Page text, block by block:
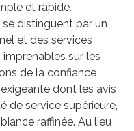
et rapide.
distinguent par un
et des services
sur les
de la confiance
dont les avis
de service supérieure,
raffinée. Au lieu